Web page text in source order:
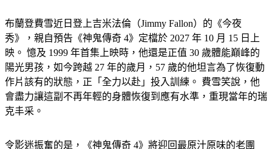
布蘭登費雪近日登上吉米法倫（Jimmy Fallon）的《今夜
秀》，親自預告《神鬼傳奇 4》定檔於 2027 年 10 月 15 日上
映。 憶及 1999 年首集上映時，他還是正值 30 歲體能巔峰的
陽光男孩，如今跨越 27 年的歲月，57 歲的他坦言為了恢復動
作片該有的狀態，正「全力以赴」投入訓練。 費雪笑說，他
會盡力讓這副不再年輕的身體恢復到應有水準，重現當年的瑞
克丰采。
令影迷振奮的是，《神鬼傳奇 4》將迎回最原汁原味的老團